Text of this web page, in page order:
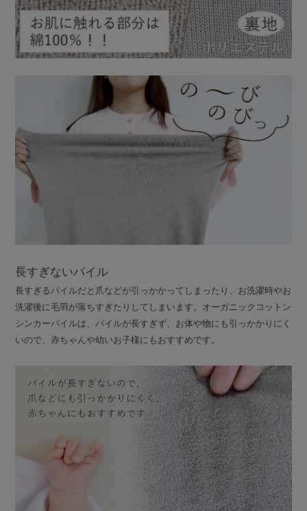
長すぎないパイル
長すぎるパイルだと爪などが引っかかってしまったり、お洗濯時やお
洗濯後に毛羽が落ちすぎたりしてしまいます。オーガニックコットン
シンカーパイルは、パイルが長すぎず、お体や物にも引っかかりにく
いので、赤ちゃんや幼いお子様にもおすすめです。